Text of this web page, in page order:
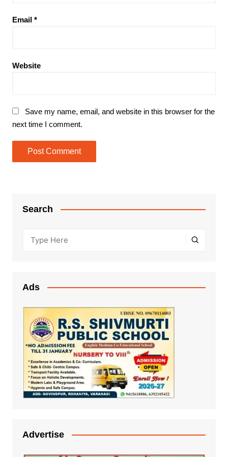
Email *
Website
Save my name, email, and website in this browser for the
next time I comment.
Search
Ads
Advertise